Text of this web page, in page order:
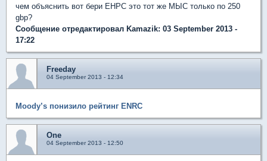
чем объяснить вот бери ЕНРС это тот же МЫС только по 250
gbp?
Сообщение отредактировал Kamazik: 03 September 2013 -
17:22
Freeday
04 September 2013 - 12:34
Moody’s понизило рейтинг ENRC
One
04 September 2013 - 12:50